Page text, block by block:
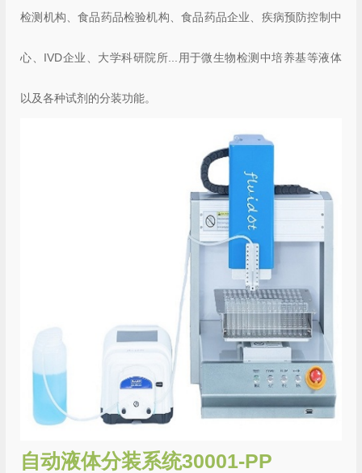
检测机构、食品药品检验机构、食品药品企业、疾病预防控制中
心、IVD企业、大学科研院所...用于微生物检测中培养基等液体
以及各种试剂的分装功能。
自动液体分装系统30001-PP